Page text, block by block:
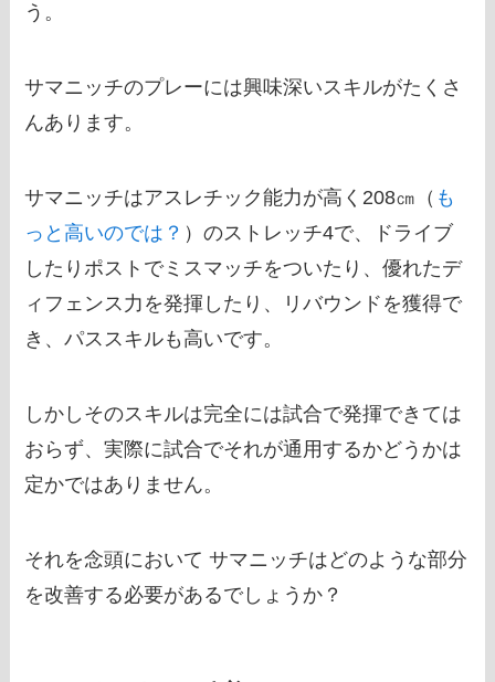
う。
サマニッチのプレーには興味深いスキルがたくさ
んあります。
サマニッチはアスレチック能力が高く208㎝（ も
っと高いのでは？ ）のストレッチ4で、ドライブ
したりポストでミスマッチをついたり、優れたデ
ィフェンス力を発揮したり、リバウンドを獲得で
き、パススキルも高いです。
しかしそのスキルは完全には試合で発揮できては
おらず、実際に試合でそれが通用するかどうかは
定かではありません。
それを念頭において サマニッチはどのような部分
を改善する必要があるでしょうか？